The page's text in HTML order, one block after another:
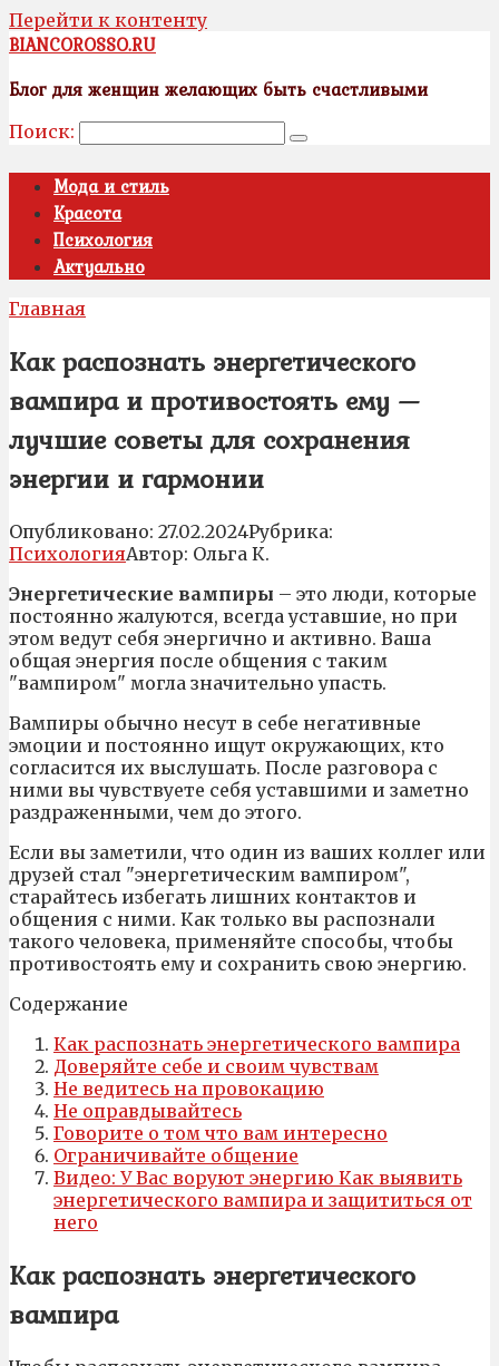
Перейти к контенту
BIANCOROSSO.RU
Блог для женщин желающих быть счастливыми
Поиск:
Мода и стиль
Красота
Психология
Актуально
Главная
Как распознать энергетического
вампира и противостоять ему —
лучшие советы для сохранения
энергии и гармонии
Опубликовано: 27.02.2024Рубрика:
ПсихологияАвтор: Ольга К.
Энергетические вампиры – это люди, которые
постоянно жалуются, всегда уставшие, но при
этом ведут себя энергично и активно. Ваша
общая энергия после общения с таким
"вампиром" могла значительно упасть.
Вампиры обычно несут в себе негативные
эмоции и постоянно ищут окружающих, кто
согласится их выслушать. После разговора с
ними вы чувствуете себя уставшими и заметно
раздраженными, чем до этого.
Если вы заметили, что один из ваших коллег или
друзей стал "энергетическим вампиром",
старайтесь избегать лишних контактов и
общения с ними. Как только вы распознали
такого человека, применяйте способы, чтобы
противостоять ему и сохранить свою энергию.
Содержание
Как распознать энергетического вампира
Доверяйте себе и своим чувствам
Не ведитесь на провокацию
Не оправдывайтесь
Говорите о том что вам интересно
Ограничивайте общение
Видео: У Вас воруют энергию Как выявить
энергетического вампира и защититься от
него
Как распознать энергетического
вампира